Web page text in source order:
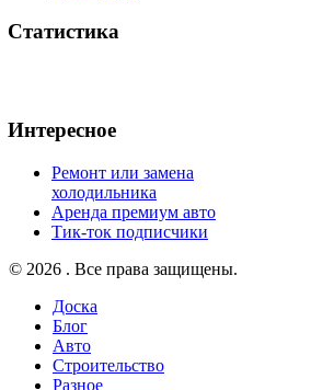
Статистика
Интересное
Ремонт или замена
холодильника
Аренда премиум авто
Тик-ток подписчики
© 2026 . Все права защищены.
Доска
Блог
Авто
Строительство
Разное